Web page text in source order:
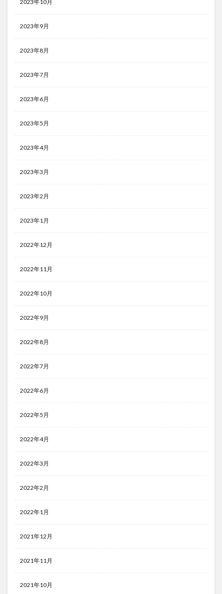
2023年10月
2023年9月
2023年8月
2023年7月
2023年6月
2023年5月
2023年4月
2023年3月
2023年2月
2023年1月
2022年12月
2022年11月
2022年10月
2022年9月
2022年8月
2022年7月
2022年6月
2022年5月
2022年4月
2022年3月
2022年2月
2022年1月
2021年12月
2021年11月
2021年10月